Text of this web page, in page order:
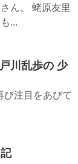
ん。 蛯原友里
...
川乱歩の 少
び注目をあびて